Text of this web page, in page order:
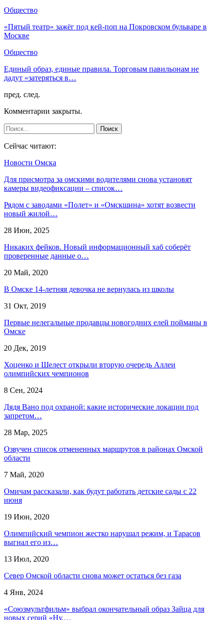
Общество
«Пятый театр» зажёг под кей-поп на Покровском бульваре в
Москве
Общество
Единый образ, единые правила. Торговым павильонам не
дадут «затеряться в…
пред. след.
Комментарии закрыты.
Сейчас читают:
Новости Омска
Для присмотра за омскими водителями снова установят
камеры видеофиксации – список…
Рядом с заводами «Полет» и «Омскшина» хотят возвести
новый жилой…
28 Июн, 2025
Никаких фейков. Новый информационный хаб соберёт
проверенные данные о…
20 Май, 2020
В Омске 14-летняя девочка не вернулась из школы
31 Окт, 2019
Первые нелегальные продавцы новогодних елей пойманы в
Омске
20 Дек, 2019
Хоценко и Шелест открыли вторую очередь Аллеи
олимпийских чемпионов
8 Сен, 2024
Дядя Вано под охраной: какие исторические локации под
запретом…
28 Мар, 2025
Озвучен список отмененных маршрутов в районах Омской
области
7 Май, 2020
Омичам рассказали, как будут работать детские сады с 22
июня
19 Июн, 2020
Олимпийский чемпион жестко нарушал режим, и Тарасов
выгнал его из…
13 Июл, 2020
Север Омской области снова может остаться без газа
4 Янв, 2024
«Союзмультфильм» выбрал окончательный образ Зайца для
новых серий «Ну,…